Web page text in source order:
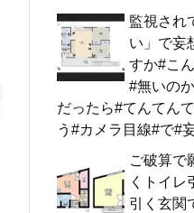
監視され
い」で妄
すか#こ
#無いの
だったら#てんてん
う#カメラ目線#で#
ご破算で
くトイレ
引く玄関